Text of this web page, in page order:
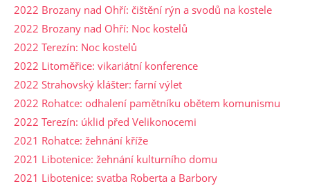
2022 Brozany nad Ohří: čištění rýn a svodů na kostele
2022 Brozany nad Ohří: Noc kostelů
2022 Terezín: Noc kostelů
2022 Litoměřice: vikariátní konference
2022 Strahovský klášter: farní výlet
2022 Rohatce: odhalení pamětníku obětem komunismu
2022 Terezín: úklid před Velikonocemi
2021 Rohatce: žehnání kříže
2021 Libotenice: žehnání kulturního domu
2021 Libotenice: svatba Roberta a Barbory